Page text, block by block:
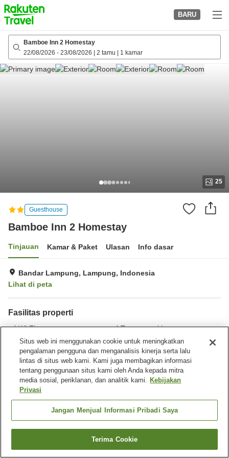
to
top
page
BARU
Bamboe Inn 2 Homestay
22/08/2026 - 23/08/2026 2 tamu 1 kamar
25
Guesthouse
Bamboe Inn 2 Homestay
Tinjauan Kamar & Paket Ulasan Info dasar
Bandar Lampung, Lampung, Indonesia
Lihat di peta
Fasilitas properti
Wi-Fi
Tempat parkir
Restoran
Laundry
Beranda Indonesia Lampung
Bandar Lampung
Bamboe Inn 2 Homestay
Cari kamar
Situs web ini menggunakan cookie untuk meningkatkan
pengalaman pengguna dan menganalisis kinerja serta lalu
lintas di situs web kami. Kami juga membagikan informasi
tentang penggunaan situs kami oleh Anda kepada mitra
media sosial, periklanan, dan analitik kami. Kebijakan
Privasi
Jangan Menjual Informasi Pribadi Saya
Terima Cookie